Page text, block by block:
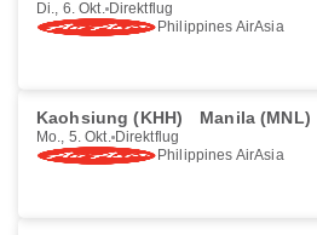
Di., 6. Okt. Direktflug
Philippines AirAsia
Kaohsiung (KHH) Manila (MNL)
Mo., 5. Okt. Direktflug
Philippines AirAsia